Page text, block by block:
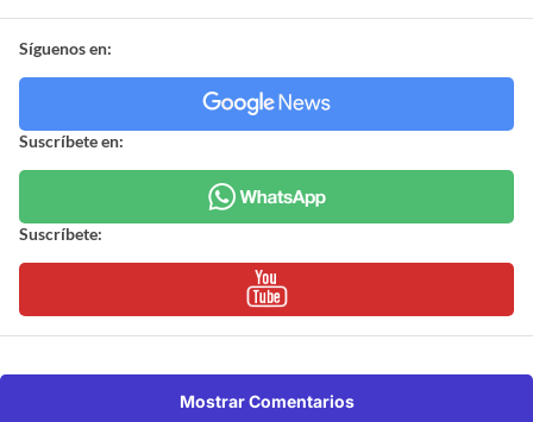
Síguenos en:
Suscríbete en:
Suscríbete:
Mostrar Comentarios